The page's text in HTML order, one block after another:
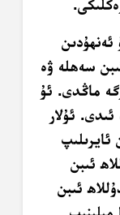
ئەنھۇدىن
سەھلە ۋە
ماڭدى. ئۇ
ئۇلار
ئايرىلىپ
ئىبن
ئىبن